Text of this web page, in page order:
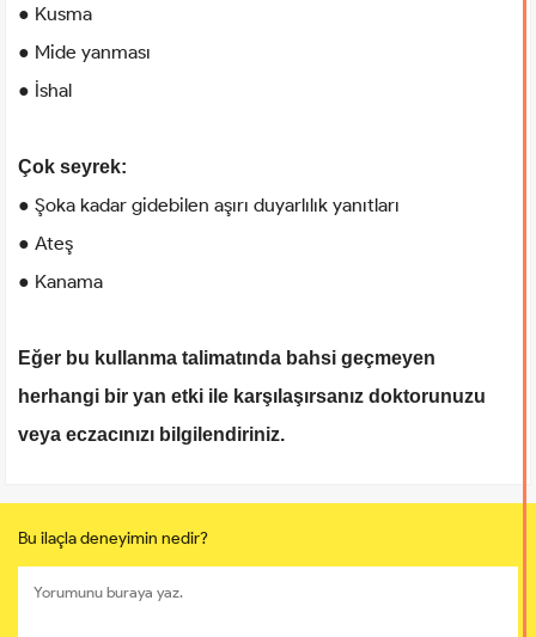
● Kusma
● Mide yanması
● İshal
Çok seyrek:
● Şoka kadar gidebilen aşırı duyarlılık yanıtları
● Ateş
● Kanama
Eğer bu kullanma talimatında bahsi geçmeyen
herhangi bir yan etki ile karşılaşırsanız doktorunuzu
veya eczacınızı bilgilendiriniz.
Bu ilaçla deneyimin nedir?